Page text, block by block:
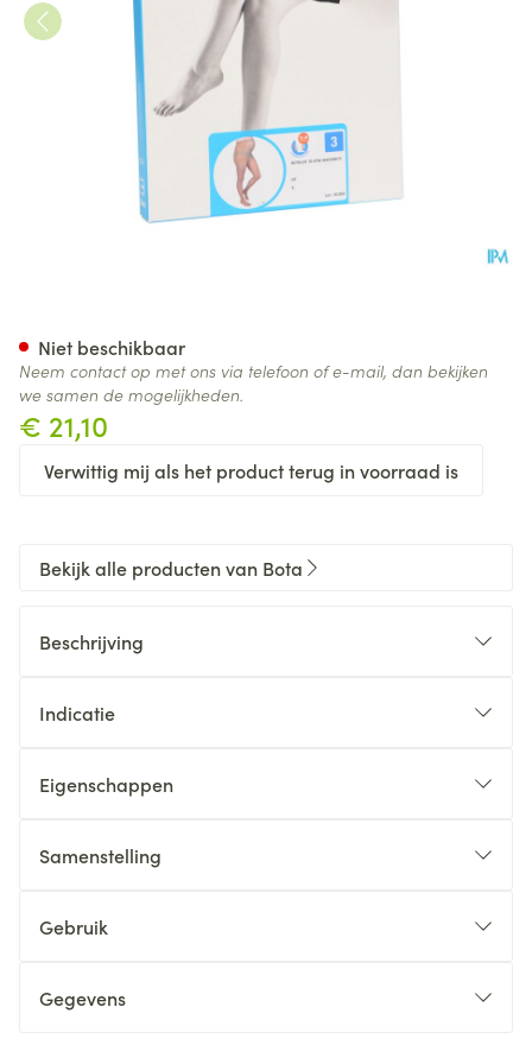
€ 21,10
Verwittig mij als het product terug in voorraad is
Niet beschikbaar
Neem contact op met ons via telefoon of e-mail, dan bekijken
we samen de mogelijkheden.
Bekijk alle producten van Bota
Beschrijving
Indicatie
Eigenschappen
Samenstelling
Gebruik
Gegevens